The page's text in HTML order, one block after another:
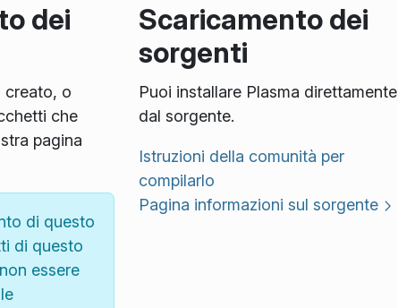
dei
creato, o
che
pagina
di questo
di questo
essere
Scaricamento dei
sorgenti
Puoi installare Plasma direttamente
dal sorgente.
Istruzioni della comunità per
compilarlo
Pagina informazioni sul sorgente